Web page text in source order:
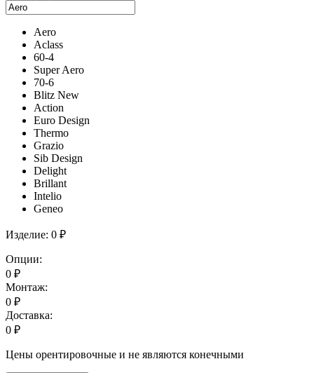
Aero
Aclass
60-4
Super Aero
70-6
Blitz New
Action
Euro Design
Thermo
Grazio
Sib Design
Delight
Brillant
Intelio
Geneo
Изделие: 0 ₽
Опции:
0 ₽
Монтаж:
0 ₽
Доставка:
0 ₽
Цены орентировочные и не являются конечными